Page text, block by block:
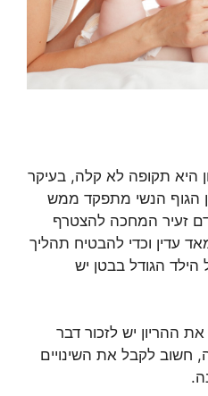
היא תקופה לא קלה, בעיקר
הגוף הנשי מתפקד ממש
זעיר המחכה להצטרף
עדין וכדי להבטיח תהליך
הגודל בבטן יש
ההריון יש לזכור דבר
חשוב לקבל את השינויים